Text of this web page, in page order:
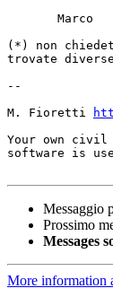
(*) non
trovate diverse
--
M. Fioretti
Your own
software is
Messaggio
Prossimo
Messages
More information